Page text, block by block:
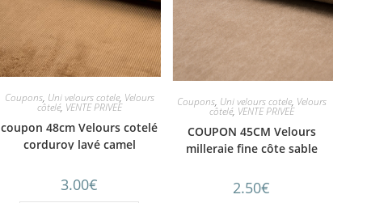
Coupons, Uni velours cotele, Velours
côtelé, VENTE PRIVEE
coupon 48cm Velours cotelé
corduroy lavé camel
3.00€
Coupons, Uni velours cotele, Velours
côtelé, VENTE PRIVEE
COUPON 45CM Velours
milleraie fine côte sable
2.50€